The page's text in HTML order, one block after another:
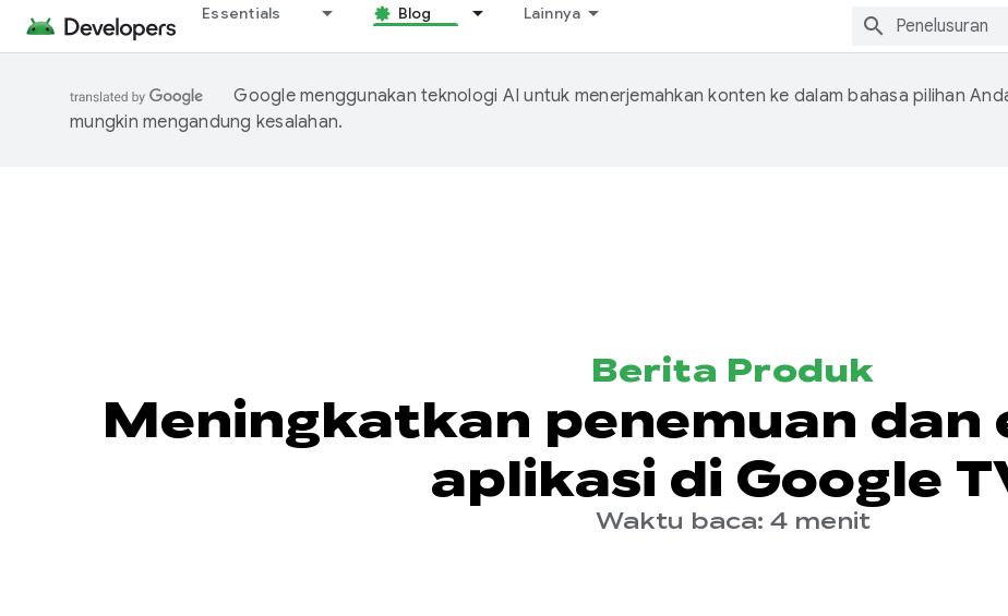
Essentials Blog Lainnya
Google menggunakan teknologi AI untuk menerjemahkan konten ke dalam bahasa pilihan
mungkin mengandung kesalahan.
Berita Produk
Meningkatkan penemuan dan
aplikasi di Google
Waktu baca: 4 menit